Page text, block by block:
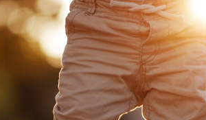
Cancer colorectal : une
stratégie simple aurait
changé la donne au Pays
basque